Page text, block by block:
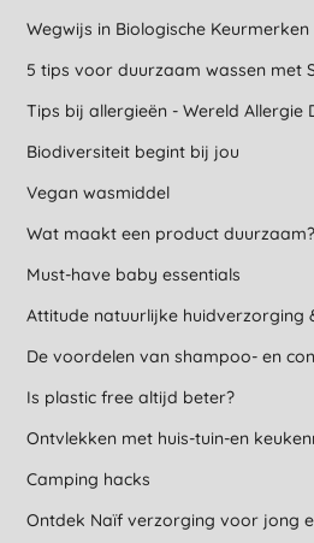
Wegwijs in Biologische Keurmerken
5 tips voor duurzaam wassen met
Tips bij allergieën - Wereld Allergie
Biodiversiteit begint bij jou
Vegan wasmiddel
Wat maakt een product duurzaam?
Must-have baby essentials
Attitude natuurlijke huidverzorging
De voordelen van shampoo- en
Is plastic free altijd beter?
Ontvlekken met huis-tuin-en
Camping hacks
Ontdek Naïf verzorging voor jong